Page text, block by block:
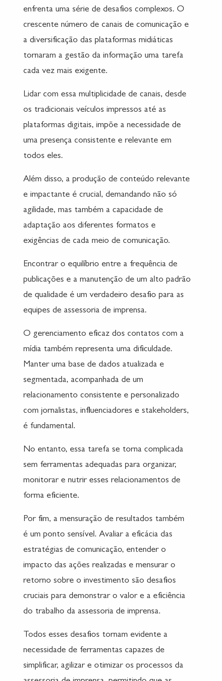
enfrenta uma série de desafios complexos. O
crescente número de canais de comunicação e
a diversificação das plataformas midiáticas
tornaram a gestão da informação uma tarefa
cada vez mais exigente.
Lidar com essa multiplicidade de canais, desde
os tradicionais veículos impressos até as
plataformas digitais, impõe a necessidade de
uma presença consistente e relevante em
todos eles.
Além disso, a produção de conteúdo relevante
e impactante é crucial, demandando não só
agilidade, mas também a capacidade de
adaptação aos diferentes formatos e
exigências de cada meio de comunicação.
Encontrar o equilíbrio entre a frequência de
publicações e a manutenção de um alto padrão
de qualidade é um verdadeiro desafio para as
equipes de assessoria de imprensa.
O gerenciamento eficaz dos contatos com a
mídia também representa uma dificuldade.
Manter uma base de dados atualizada e
segmentada, acompanhada de um
relacionamento consistente e personalizado
com jornalistas, influenciadores e stakeholders,
é fundamental.
No entanto, essa tarefa se torna complicada
sem ferramentas adequadas para organizar,
monitorar e nutrir esses relacionamentos de
forma eficiente.
Por fim, a mensuração de resultados também
é um ponto sensível. Avaliar a eficácia das
estratégias de comunicação, entender o
impacto das ações realizadas e mensurar o
retorno sobre o investimento são desafios
cruciais para demonstrar o valor e a eficiência
do trabalho da assessoria de imprensa.
Todos esses desafios tornam evidente a
necessidade de ferramentas capazes de
simplificar, agilizar e otimizar os processos da